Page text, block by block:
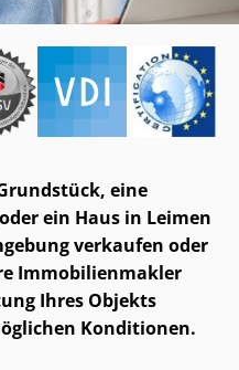
eine
ein Haus in Leimen
verkaufen oder
Im­mo­bi­li­en­mak­ler
Ihres Objekts
Konditionen.